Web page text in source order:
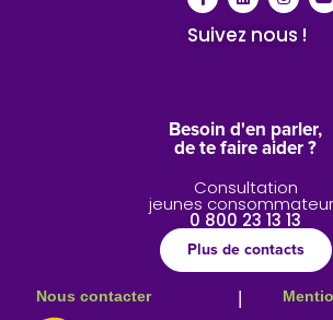
Suivez nous !
Besoin d'en parler,
de te faire aider ?
Consultation
jeunes
0 800 23 13 13
Plus de contacts
|
Nous contacter